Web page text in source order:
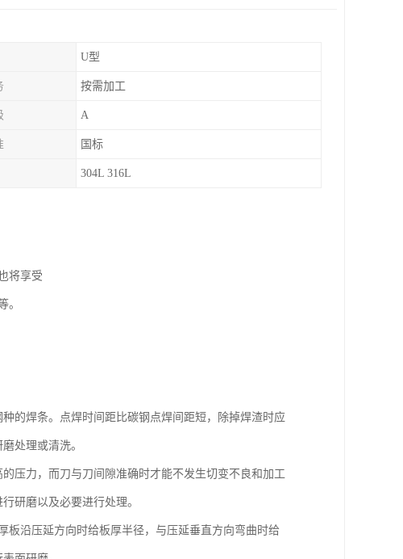
U型
按需加工
A
国标
304L 316L
将享受
。
的焊条。点焊时间距比碳钢点焊间距短，除掉焊渣时应
处理或清洗。
压力，而刀与刀间隙准确时才能不发生切变不良和加工
研磨以及必要进行处理。
板沿压延方向时给板厚半径，与压延垂直方向弯曲时给